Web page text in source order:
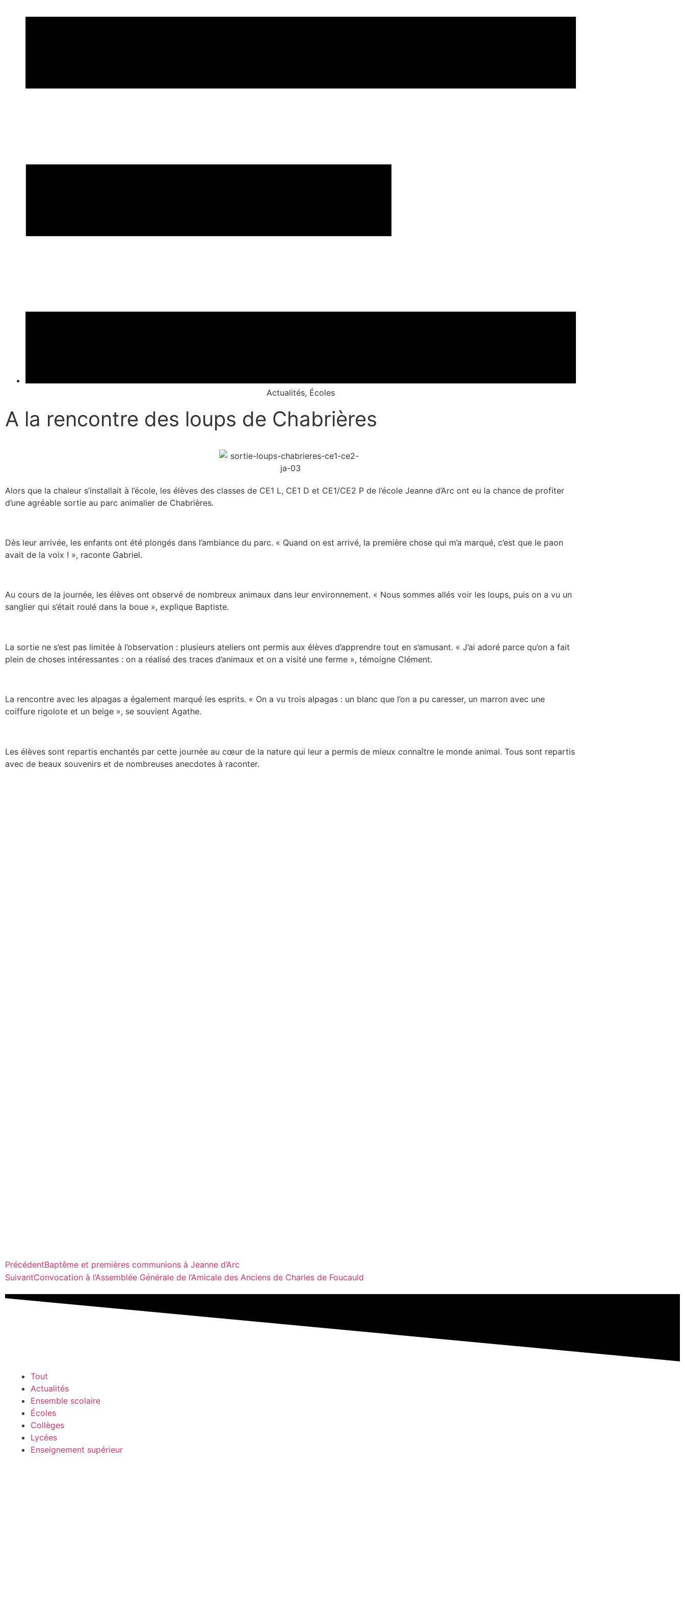
Actualités, Écoles
A la rencontre des loups de Chabrières
Alors que la chaleur s’installait à l’école, les élèves des classes de CE1 L, CE1 D et CE1/CE2 P de l’école Jeanne d’Arc ont eu la chance de profiter
d’une agréable sortie au parc animalier de Chabrières.
Dès leur arrivée, les enfants ont été plongés dans l’ambiance du parc. « Quand on est arrivé, la première chose qui m’a marqué, c’est que le paon
avait de la voix ! », raconte Gabriel.
Au cours de la journée, les élèves ont observé de nombreux animaux dans leur environnement. « Nous sommes allés voir les loups, puis on a vu un
sanglier qui s’était roulé dans la boue », explique Baptiste.
La sortie ne s’est pas limitée à l’observation : plusieurs ateliers ont permis aux élèves d’apprendre tout en s’amusant. « J’ai adoré parce qu’on a fait
plein de choses intéressantes : on a réalisé des traces d’animaux et on a visité une ferme », témoigne Clément.
La rencontre avec les alpagas a également marqué les esprits. « On a vu trois alpagas : un blanc que l’on a pu caresser, un marron avec une
coiffure rigolote et un beige », se souvient Agathe.
Les élèves sont repartis enchantés par cette journée au cœur de la nature qui leur a permis de mieux connaître le monde animal. Tous sont repartis
avec de beaux souvenirs et de nombreuses anecdotes à raconter.
PrécédentBaptême et premières communions à Jeanne d’Arc
SuivantConvocation à l’Assemblée Générale de l’Amicale des Anciens de Charles de Foucauld
Tout
Actualités
Ensemble scolaire
Écoles
Collèges
Lycées
Enseignement supérieur